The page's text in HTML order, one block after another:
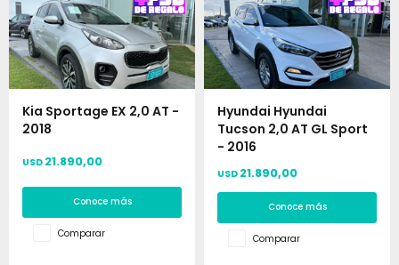
Kia Sportage EX 2,0 AT -
2018
USD 21.890,00
Conoce más
Comparar
Hyundai Hyundai
Tucson 2,0 AT GL Sport
- 2016
USD 21.890,00
Conoce más
Comparar